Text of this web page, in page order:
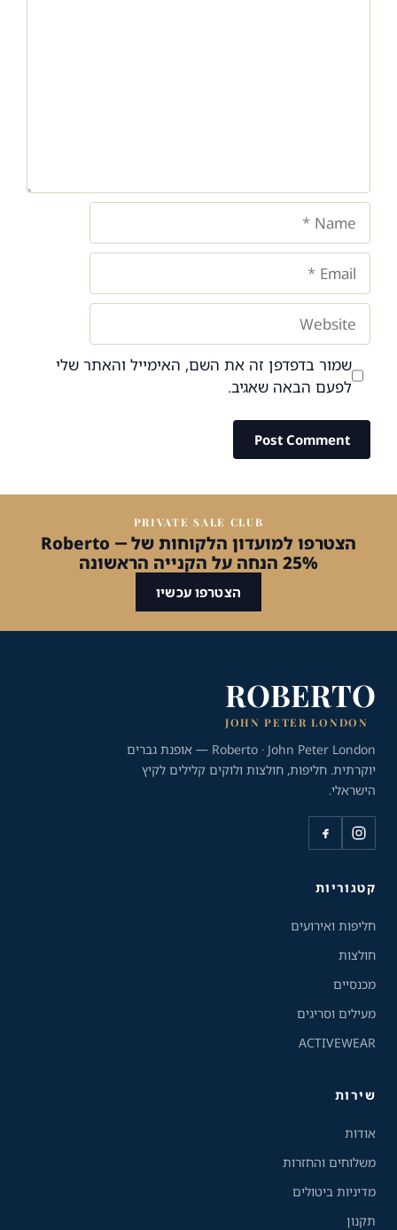
Email
Website
שמור בדפדפן זה את השם, האימייל והאתר שלי
לפעם הבאה שאגיב.
PRIVATE SALE CLUB
הצטרפו למועדון הלקוחות של Roberto —
25% הנחה על הקנייה הראשונה
הצטרפו עכשיו
ROBERTO
JOHN PETER LONDON
Roberto · John Peter London — אופנת גברים
יוקרתית. חליפות, חולצות ולוקים קלילים לקיץ
הישראלי.
קטגוריות
חליפות ואירועים
חולצות
מכנסיים
מעילים וסריגים
ACTIVEWEAR
שירות
אודות
משלוחים והחזרות
מדיניות ביטולים
תקנון
גודל טקסט
מצבי תצוגה